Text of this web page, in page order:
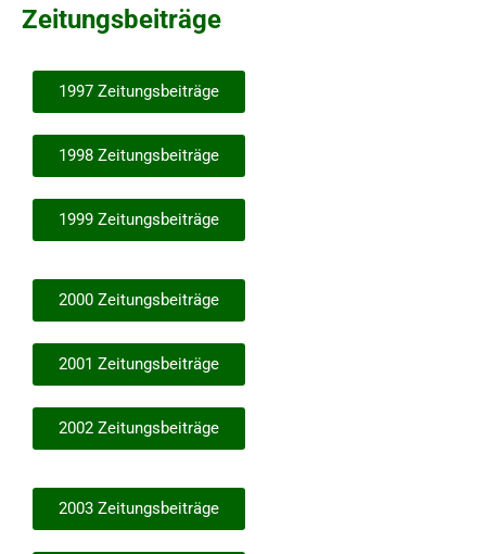
Zeitungsbeiträge
1997 Zeitungsbeiträge
1998 Zeitungsbeiträge
1999 Zeitungsbeiträge
2000 Zeitungsbeiträge
2001 Zeitungsbeiträge
2002 Zeitungsbeiträge
2003 Zeitungsbeiträge